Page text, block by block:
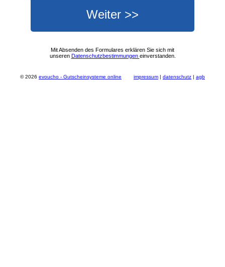
Mit Absenden des Formulares erklären Sie sich mit
unseren Datenschutzbestimmungen einverstanden.
© 2026 evoucho - Gutscheinsysteme online impressum | datenschutz | agb